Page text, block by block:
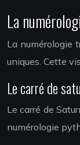
La
La numérologie
uniques. Cette
Le carré de
Le carré de
numérologie